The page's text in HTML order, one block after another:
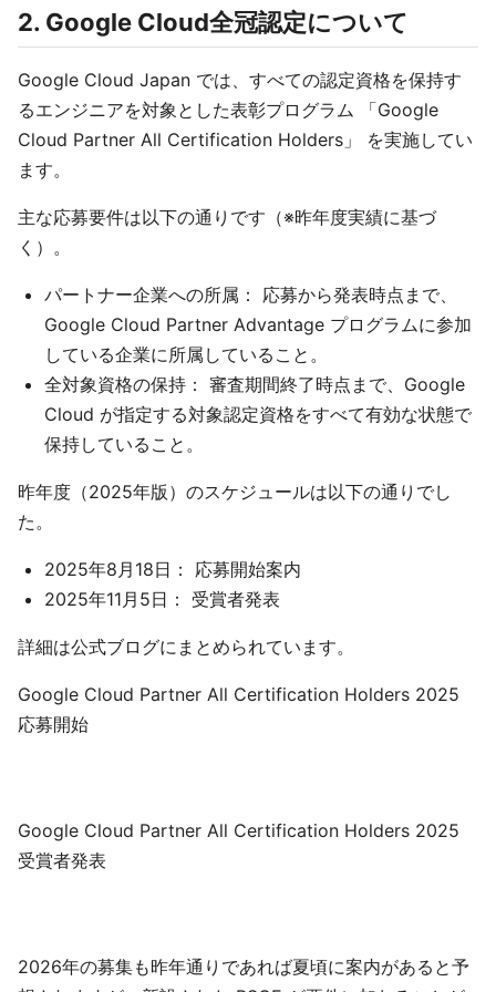
2. Google Cloud全冠認定について
Google Cloud Japan では、すべての認定資格を保持す
るエンジニアを対象とした表彰プログラム 「Google
Cloud Partner All Certification Holders」 を実施してい
ます。
主な応募要件は以下の通りです（※昨年度実績に基づ
く）。
パートナー企業への所属： 応募から発表時点まで、
Google Cloud Partner Advantage プログラムに参加
している企業に所属していること。
全対象資格の保持： 審査期間終了時点まで、Google
Cloud が指定する対象認定資格をすべて有効な状態で
保持していること。
昨年度（2025年版）のスケジュールは以下の通りでし
た。
2025年8月18日： 応募開始案内
2025年11月5日： 受賞者発表
詳細は公式ブログにまとめられています。
Google Cloud Partner All Certification Holders 2025
応募開始
Google Cloud Partner All Certification Holders 2025
受賞者発表
2026年の募集も昨年通りであれば夏頃に案内があると予